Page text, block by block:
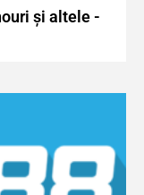
și altele -